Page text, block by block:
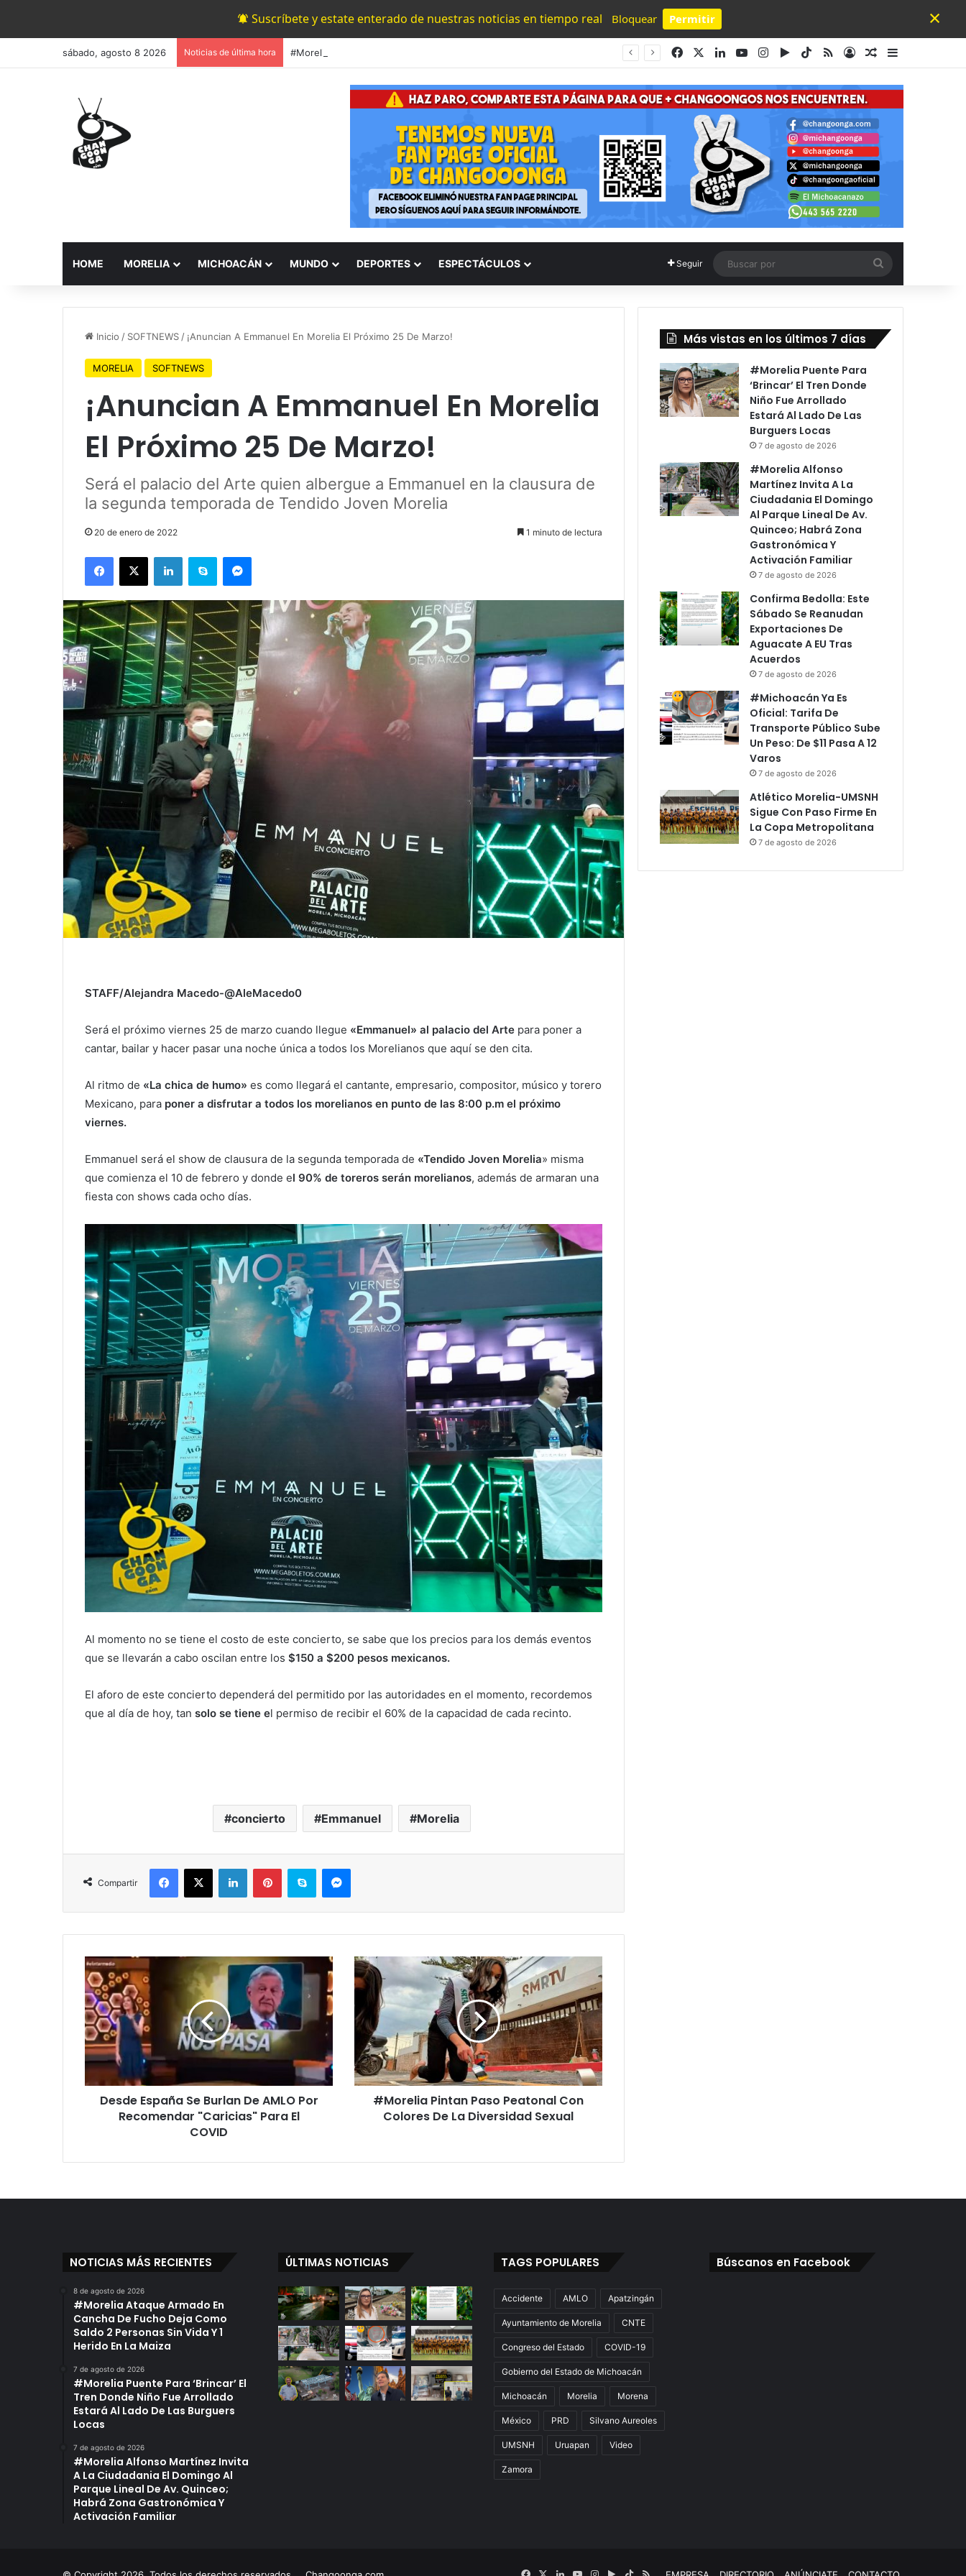
Suscríbete y estate enterado de nuestras noticias en tiempo real Bloquear Permitir
Powered by SendPulse
×
sábado, agosto 8 2026 Noticias de última hora FacebookLinkedInYouTubeInstagram
Google Play
TikTok
RSSAccesoPublicación al
Barra lateral
HOME MORELIA MICHOACÁN MUNDO DEPORTES ESPECTÁCULOS Seguir
por
Inicio / SOFTNEWS / ¡Anuncian A Emmanuel En Morelia El Próximo 25 De Marzo!
MORELIA SOFTNEWS
¡Anuncian A Emmanuel En Morelia
El Próximo 25 De Marzo!
Será el palacio del Arte quien albergue a Emmanuel en la clausura de
la segunda temporada de Tendido Joven Morelia
20 de enero de 2022 1 minuto de lectura
Facebook
X LinkedInSkype Messenger
STAFF/Alejandra Macedo-@AleMacedo0
Será el próximo viernes 25 de marzo cuando llegue «Emmanuel» al palacio del Arte para poner a
cantar, bailar y hacer pasar una noche única a todos los Morelianos que aquí se den cita.
Al ritmo de «La chica de humo» es como llegará el cantante, empresario, compositor, músico y torero
Mexicano, para poner a disfrutar a todos los morelianos en punto de las 8:00 p.m el próximo
viernes.
Emmanuel será el show de clausura de la segunda temporada de «Tendido Joven Morelia» misma
que comienza el 10 de febrero y donde el 90% de toreros serán morelianos, además de armaran una
fiesta con shows cada ocho días.
Al momento no se tiene el costo de este concierto, se sabe que los precios para los demás eventos
que se llevarán a cabo oscilan entre los $150 a $200 pesos mexicanos.
El aforo de este concierto dependerá del permitido por las autoridades en el momento, recordemos
que al día de hoy, tan solo se tiene el permiso de recibir el 60% de la capacidad de cada recinto.
concierto Emmanuel Morelia
Compartir
Facebook
X LinkedInPinterestSkype Messenger
Desde
España
Se
Burlan
De
AMLO
Por
Recomendar
"Caricias"
ParaDesde España Se Burlan De AMLO Por
Recomendar "Caricias" Para El
COVID
#Morelia
Pintan
Paso
Peatonal
Con
Colores
De
La
Diversidad
Sexual#Morelia Pintan Paso Peatonal Con
Colores De La Diversidad Sexual
Más vistas en los últimos 7 días
#Morelia Puente Para
‘Brincar’ El Tren Donde
Niño Fue Arrollado
Estará Al Lado De Las
Burguers Locas
7 de agosto de 2026
#Morelia Alfonso
Martínez Invita A La
Ciudadania El Domingo
Al Parque Lineal De Av.
Quinceo; Habrá Zona
Gastronómica Y
Activación Familiar
7 de agosto de 2026
Confirma Bedolla: Este
Sábado Se Reanudan
Exportaciones De
Aguacate A EU Tras
Acuerdos
7 de agosto de 2026
#Michoacán Ya Es
Oficial: Tarifa De
Transporte Público Sube
Un Peso: De $11 Pasa A 12
Varos
7 de agosto de 2026
Atlético Morelia-UMSNH
Sigue Con Paso Firme En
La Copa Metropolitana
7 de agosto de 2026
NOTICIAS MÁS RECIENTES
8 de agosto de 2026
#Morelia Ataque Armado En
Cancha De Fucho Deja Como
Saldo 2 Personas Sin Vida Y 1
Herido En La Maiza
7 de agosto de 2026
#Morelia Puente Para ‘Brincar’ El
Tren Donde Niño Fue Arrollado
Estará Al Lado De Las Burguers
Locas
7 de agosto de 2026
#Morelia Alfonso Martínez Invita
A La Ciudadania El Domingo Al
Parque Lineal De Av. Quinceo;
Habrá Zona Gastronómica Y
Activación Familiar
ÚLTIMAS NOTICIAS TAGS POPULARES
Accidente AMLO Apatzingán
Ayuntamiento de Morelia CNTE
Congreso del Estado COVID-19
Gobierno del Estado de Michoacán
Michoacán Morelia Morena
México PRD Silvano Aureoles
UMSNH Uruapan Video
Zamora
Búscanos en Facebook
Facebook
X LinkedInYouTubeInstagram
Google
TikTokRSS